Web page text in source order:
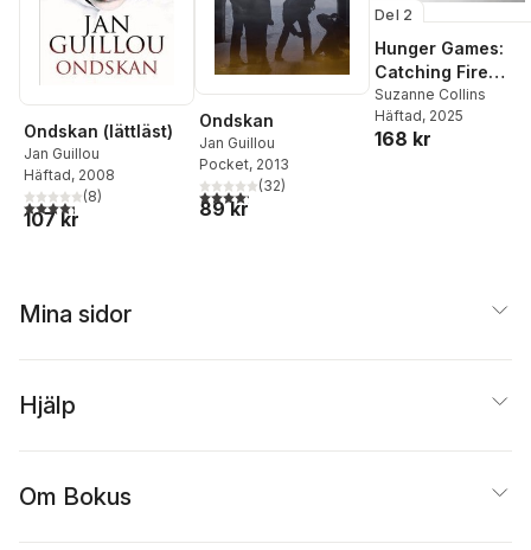
Ondskan (lättläst)
Jan Guillou
Häftad, 2008
4,3utav 5 stjärnor. Totalt antal röster:
(8)
107 kr
Ondskan
Jan Guillou
Pocket, 2013
4,2utav 5 stjärnor. Totalt antal röster:
(32)
89 kr
Del 2
Hunger Games:
Catching Fire
Deluxe
Suzanne Collins
Häftad, 2025
168 kr
Mina sidor
Hjälp
Om Bokus